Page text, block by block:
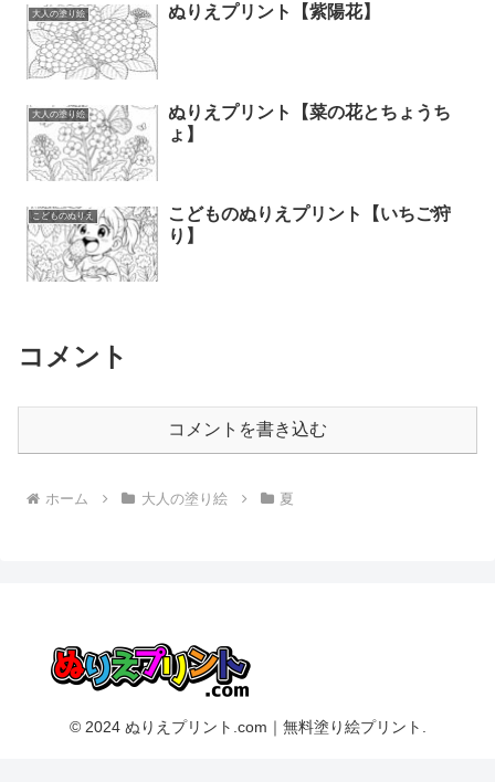
大人の塗り絵 ぬりえプリント【紫陽花】
大人の塗り絵
ぬりえプリント【菜の花とちょうち
ょ】
こどものぬりえ
こどものぬりえプリント【いちご狩
り】
コメント
コメントを書き込む
ホーム 大人の塗り絵 夏
© 2024 ぬりえプリント.com｜無料塗り絵プリント.